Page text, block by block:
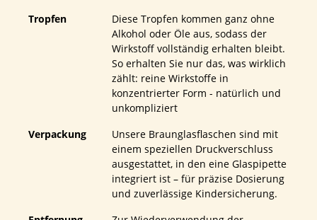
Tropfen
Diese Tropfen kommen ganz ohne
Alkohol oder Öle aus, sodass der
Wirkstoff vollständig erhalten bleibt.
So erhalten Sie nur das, was wirklich
zählt: reine Wirkstoffe in
konzentrierter Form - natürlich und
unkompliziert
Verpackung
Unsere Braunglasflaschen sind mit
einem speziellen Druckverschluss
ausgestattet, in den eine Glaspipette
integriert ist – für präzise Dosierung
und zuverlässige Kindersicherung.